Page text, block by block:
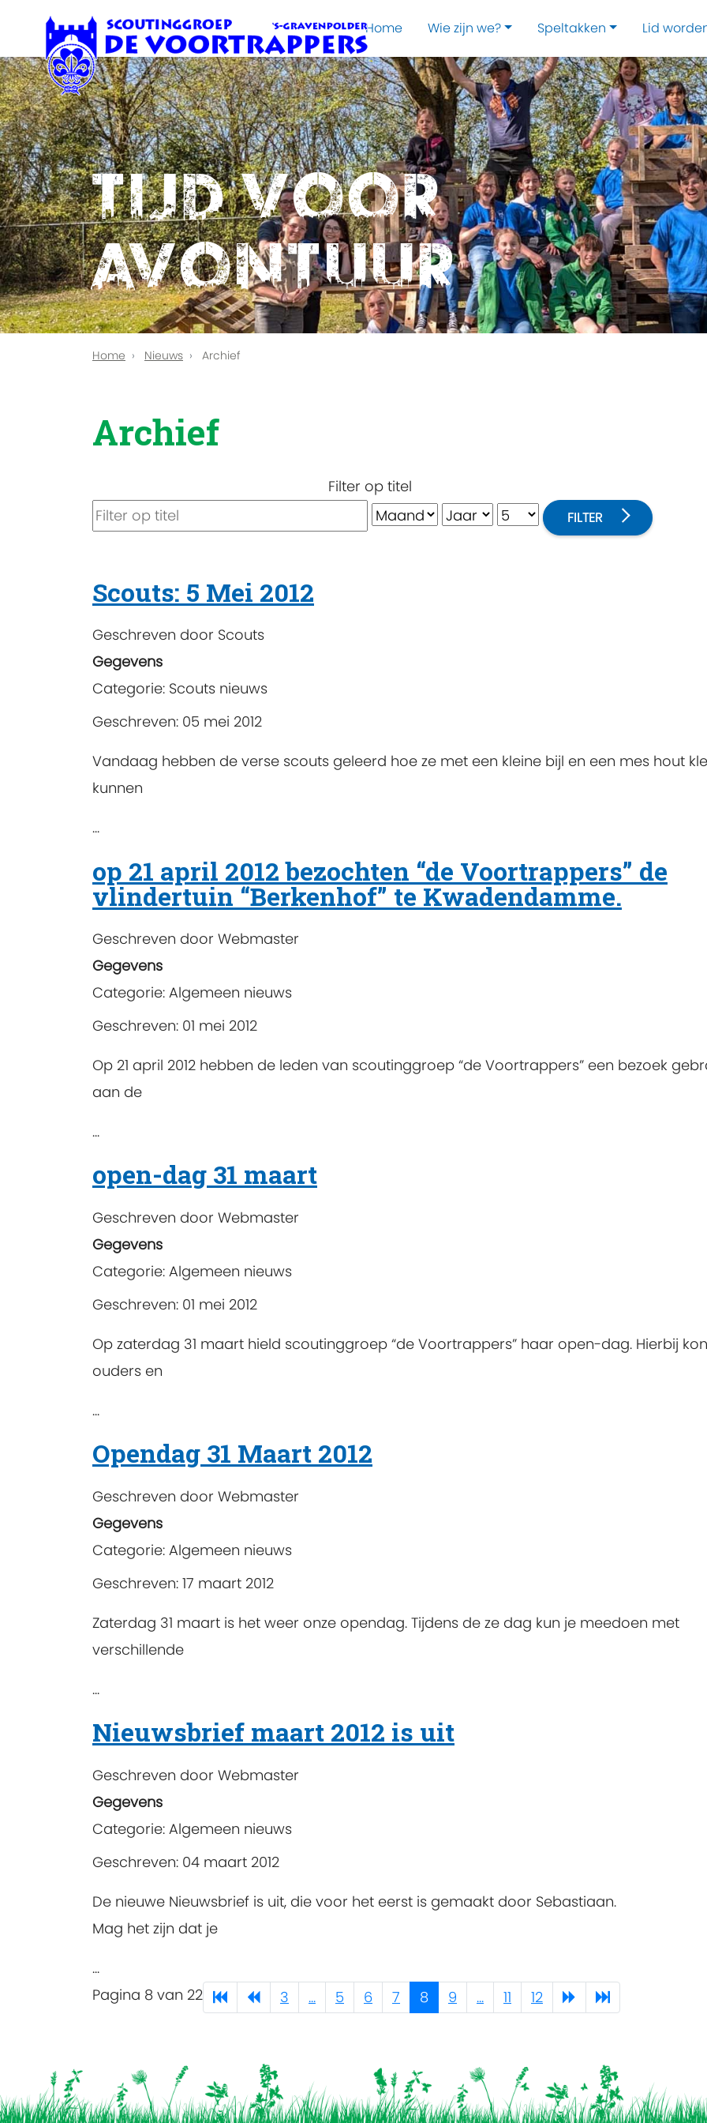
Home Wie zijn we? Speltakken Lid
Tijd voor
avontuur
Home Nieuws Archief
Archief
Filter op titel
FILTER
Scouts: 5 Mei 2012
Geschreven door Scouts
Gegevens
Categorie: Scouts nieuws
Geschreven: 05 mei 2012
Vandaag hebben de verse scouts geleerd hoe ze met een kleine bijl en een mes hout
kunnen
...
op 21 april 2012 bezochten “de Voortrappers” de
vlindertuin “Berkenhof” te Kwadendamme.
Geschreven door Webmaster
Gegevens
Categorie: Algemeen nieuws
Geschreven: 01 mei 2012
Op 21 april 2012 hebben de leden van scoutinggroep “de Voortrappers” een bezoek
aan de
...
open-dag 31 maart
Geschreven door Webmaster
Gegevens
Categorie: Algemeen nieuws
Geschreven: 01 mei 2012
Op zaterdag 31 maart hield scoutinggroep “de Voortrappers” haar open-dag. Hierbij
ouders en
...
Opendag 31 Maart 2012
Geschreven door Webmaster
Gegevens
Categorie: Algemeen nieuws
Geschreven: 17 maart 2012
Zaterdag 31 maart is het weer onze opendag. Tijdens de ze dag kun je meedoen met
verschillende
...
Nieuwsbrief maart 2012 is uit
Geschreven door Webmaster
Gegevens
Categorie: Algemeen nieuws
Geschreven: 04 maart 2012
De nieuwe Nieuwsbrief is uit, die voor het eerst is gemaakt door Sebastiaan.
Mag het zijn dat je
...
Pagina 8 van 22
3 ... 5 6 7 8 9 ... 11 12